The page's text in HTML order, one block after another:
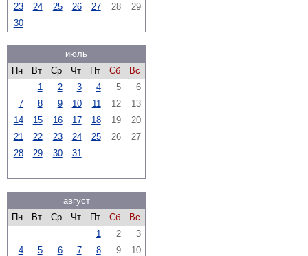
23
24 25 26 27 28
29
30
июль
Пн
Вт Ср Чт Пт Сб
Вс
1
2 3 4 5
6
7
8 9 10 11 12
13
14
15 16 17 18 19
20
21
22 23 24 25 26
27
28
29 30 31
август
Пн
Вт Ср Чт Пт Сб
Вс
1
2
3
4
5 6 7 8 9
10